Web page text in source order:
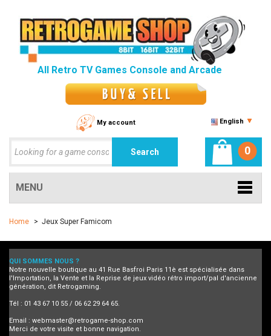
All Retro TV Games Console and Arcade
My account English
0
MENU
Home > Jeux Super Famicom
QUI SOMMES NOUS ?
Notre nouvelle boutique au 41 Rue Basfroi Paris 11è est spécialisée dans
l'Importation, la Vente et la Reprise de jeux vidéo rétro import/pal d'ancienne
génération, dit Retrogaming.
Tél : 01 43 67 10 55 / 06 62 29 64 65.
Email : webmaster@retrogame-shop.com
Merci de votre visite et bonne navigation.